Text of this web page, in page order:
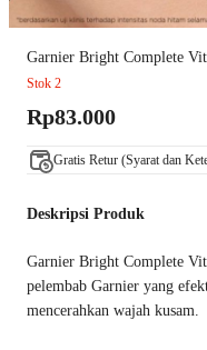
Garnier Bright Complete
Stok 2
Rp83.000
Gratis Retur (Syarat dan
Deskripsi Produk
Garnier Bright Complete
pelembab Garnier yang
mencerahkan wajah kusam.